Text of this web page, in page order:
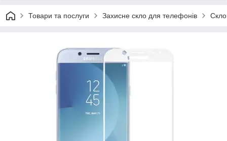
Товари та послуги Захисне скло для телефонів